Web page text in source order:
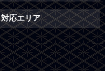
対応エリア